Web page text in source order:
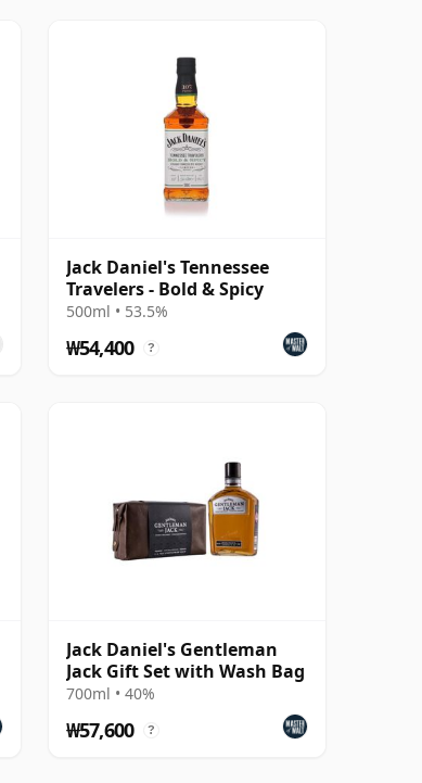
Jack Daniel's Tennessee
Travelers - Bold & Spicy
500ml • 53.5%
₩54,400 ?
Jack Daniel's Gentleman
Jack Gift Set with Wash Bag
700ml • 40%
₩57,600 ?